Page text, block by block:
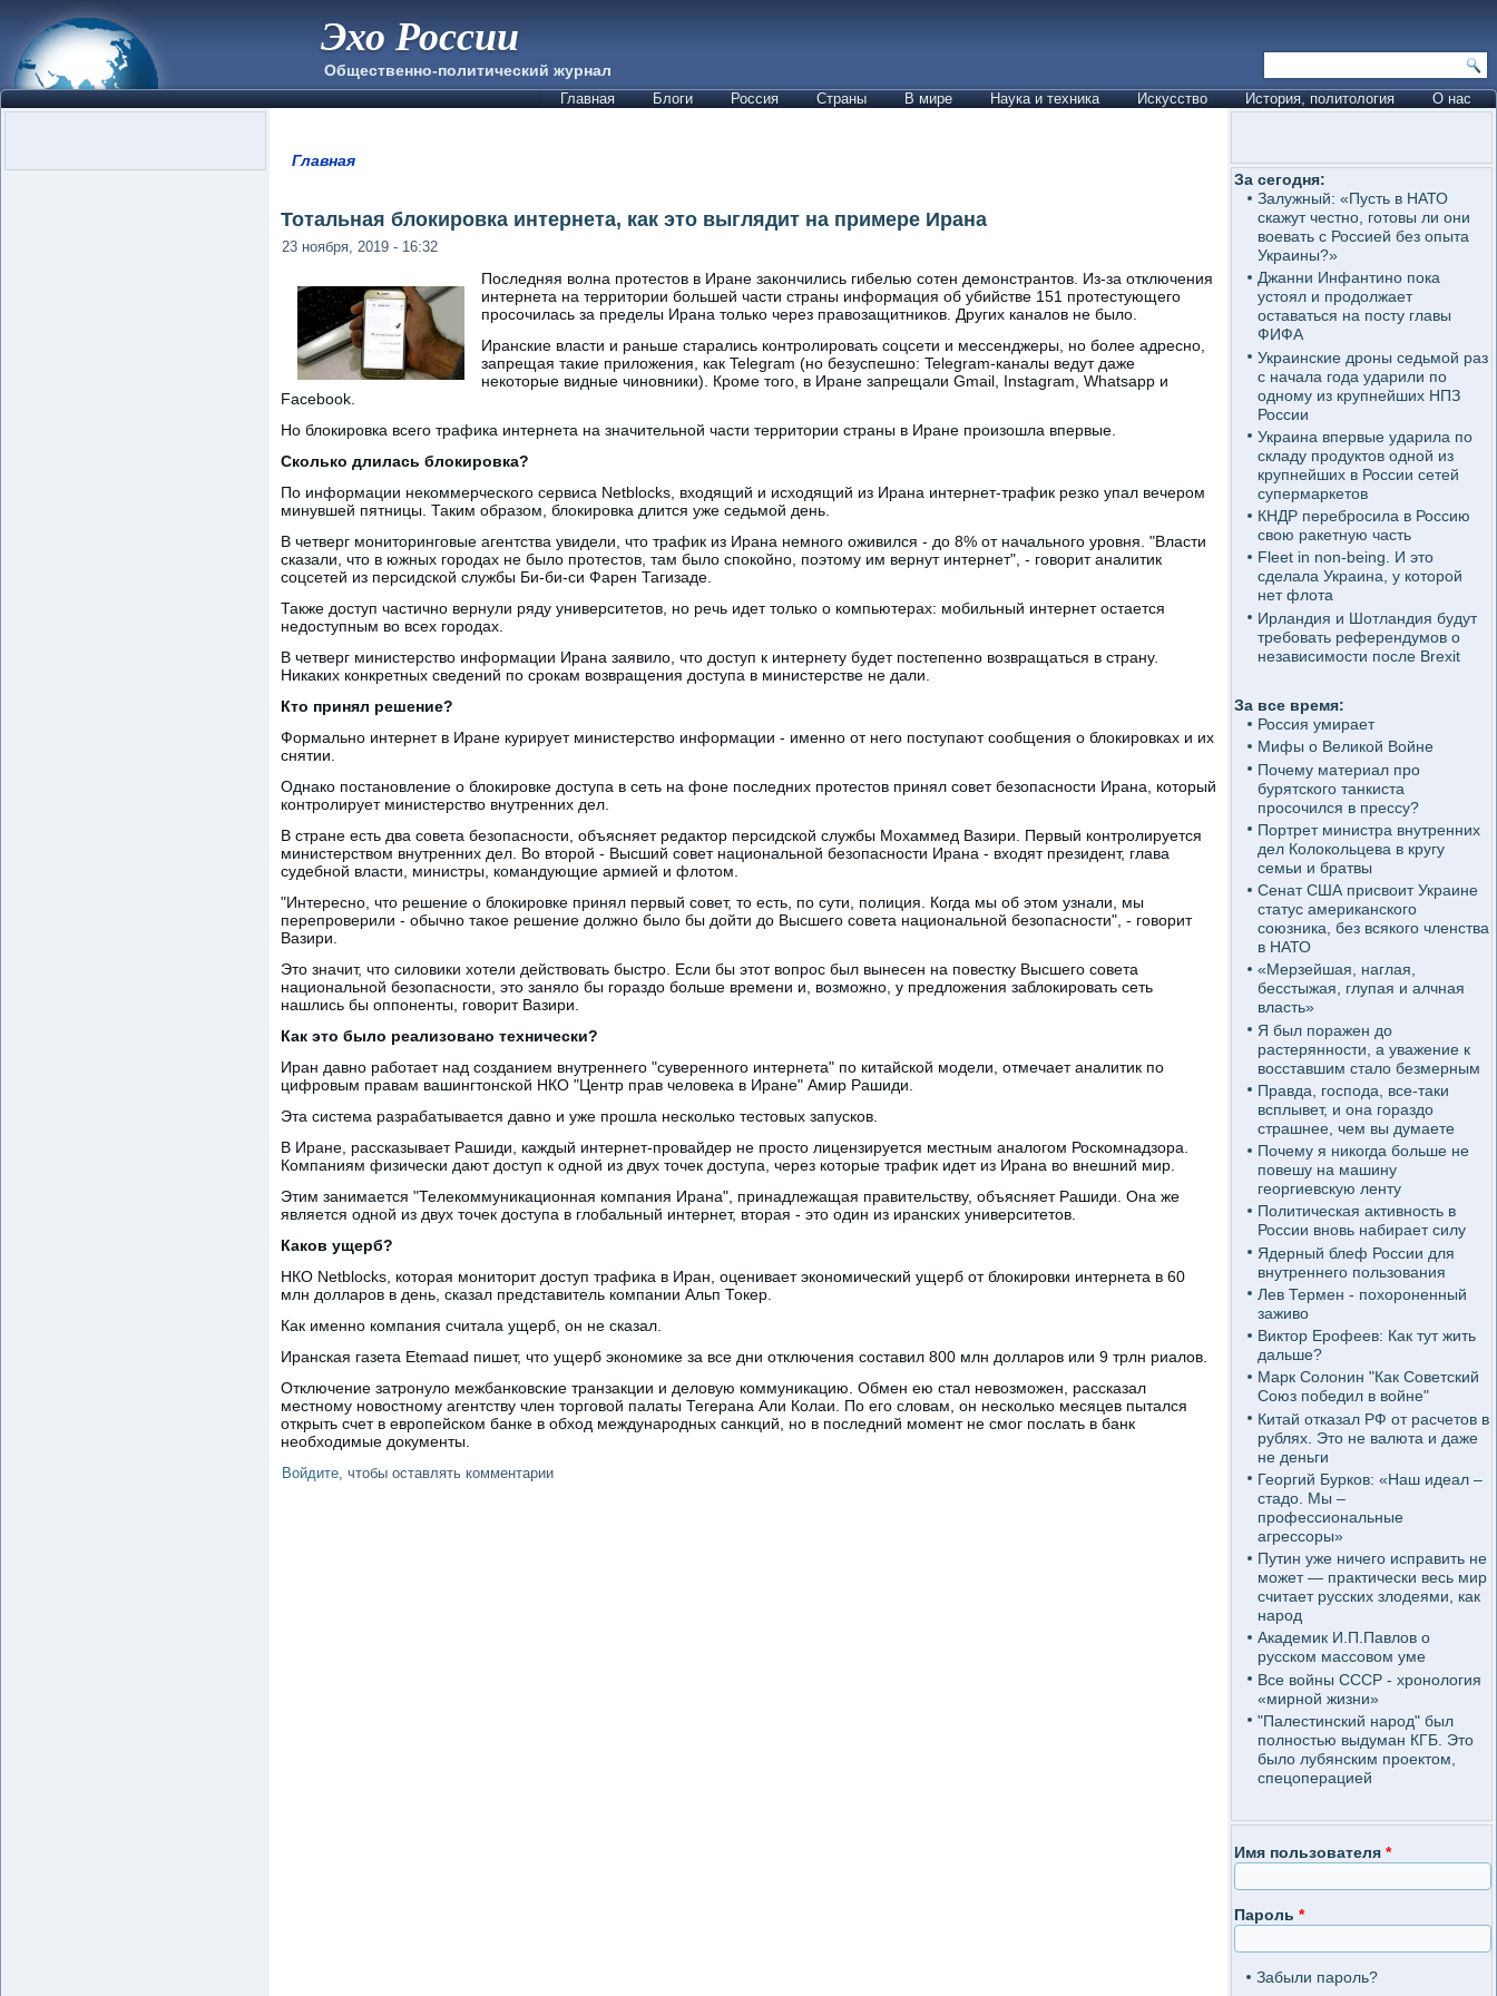
Эхо России
Общественно-политический журнал
Главная Блоги Россия Страны В мире Наука и техника Искусство История, политология О нас
Главная
Тотальная блокировка интернета, как это выглядит на примере Ирана
23 ноября, 2019 - 16:32
Последняя волна протестов в Иране закончились гибелью сотен демонстрантов. Из-за отключения
интернета на территории большей части страны информация об убийстве 151 протестующего
просочилась за пределы Ирана только через правозащитников. Других каналов не было.
Иранские власти и раньше старались контролировать соцсети и мессенджеры, но более адресно,
запрещая такие приложения, как Telegram (но безуспешно: Telegram-каналы ведут даже
некоторые видные чиновники). Кроме того, в Иране запрещали Gmail, Instagram, Whatsapp и
Facebook.
Но блокировка всего трафика интернета на значительной части территории страны в Иране произошла впервые.
Сколько длилась блокировка?
По информации некоммерческого сервиса Netblocks, входящий и исходящий из Ирана интернет-трафик резко упал вечером
минувшей пятницы. Таким образом, блокировка длится уже седьмой день.
В четверг мониторинговые агентства увидели, что трафик из Ирана немного оживился - до 8% от начального уровня. "Власти
сказали, что в южных городах не было протестов, там было спокойно, поэтому им вернут интернет", - говорит аналитик
соцсетей из персидской службы Би-би-си Фарен Тагизаде.
Также доступ частично вернули ряду университетов, но речь идет только о компьютерах: мобильный интернет остается
недоступным во всех городах.
В четверг министерство информации Ирана заявило, что доступ к интернету будет постепенно возвращаться в страну.
Никаких конкретных сведений по срокам возвращения доступа в министерстве не дали.
Кто принял решение?
Формально интернет в Иране курирует министерство информации - именно от него поступают сообщения о блокировках и их
снятии.
Однако постановление о блокировке доступа в сеть на фоне последних протестов принял совет безопасности Ирана, который
контролирует министерство внутренних дел.
В стране есть два совета безопасности, объясняет редактор персидской службы Мохаммед Вазири. Первый контролируется
министерством внутренних дел. Во второй - Высший совет национальной безопасности Ирана - входят президент, глава
судебной власти, министры, командующие армией и флотом.
"Интересно, что решение о блокировке принял первый совет, то есть, по сути, полиция. Когда мы об этом узнали, мы
перепроверили - обычно такое решение должно было бы дойти до Высшего совета национальной безопасности", - говорит
Вазири.
Это значит, что силовики хотели действовать быстро. Если бы этот вопрос был вынесен на повестку Высшего совета
национальной безопасности, это заняло бы гораздо больше времени и, возможно, у предложения заблокировать сеть
нашлись бы оппоненты, говорит Вазири.
Как это было реализовано технически?
Иран давно работает над созданием внутреннего "суверенного интернета" по китайской модели, отмечает аналитик по
цифровым правам вашингтонской НКО "Центр прав человека в Иране" Амир Рашиди.
Эта система разрабатывается давно и уже прошла несколько тестовых запусков.
В Иране, рассказывает Рашиди, каждый интернет-провайдер не просто лицензируется местным аналогом Роскомнадзора.
Компаниям физически дают доступ к одной из двух точек доступа, через которые трафик идет из Ирана во внешний мир.
Этим занимается "Телекоммуникационная компания Ирана", принадлежащая правительству, объясняет Рашиди. Она же
является одной из двух точек доступа в глобальный интернет, вторая - это один из иранских университетов.
Каков ущерб?
НКО Netblocks, которая мониторит доступ трафика в Иран, оценивает экономический ущерб от блокировки интернета в 60
млн долларов в день, сказал представитель компании Альп Токер.
Как именно компания считала ущерб, он не сказал.
Иранская газета Etemaad пишет, что ущерб экономике за все дни отключения составил 800 млн долларов или 9 трлн риалов.
Отключение затронуло межбанковские транзакции и деловую коммуникацию. Обмен ею стал невозможен, рассказал
местному новостному агентству член торговой палаты Тегерана Али Колаи. По его словам, он несколько месяцев пытался
открыть счет в европейском банке в обход международных санкций, но в последний момент не смог послать в банк
необходимые документы.
Войдите , чтобы оставлять комментарии
За сегодня:
Залужный: «Пусть в НАТО
скажут честно, готовы ли они
воевать с Россией без опыта
Украины?»
Джанни Инфантино пока
устоял и продолжает
оставаться на посту главы
ФИФА
Украинские дроны седьмой раз
с начала года ударили по
одному из крупнейших НПЗ
России
Украина впервые ударила по
складу продуктов одной из
крупнейших в России сетей
супермаркетов
КНДР перебросила в Россию
свою ракетную часть
Fleet in non-being. И это
сделала Украина, у которой
нет флота
Ирландия и Шотландия будут
требовать референдумов о
независимости после Brexit
За все время:
Россия умирает
Мифы о Великой Войне
Почему материал про
бурятского танкиста
просочился в прессу?
Портрет министра внутренних
дел Колокольцева в кругу
семьи и братвы
Сенат США присвоит Украине
статус американского
союзника, без всякого членства
в НАТО
«Мерзейшая, наглая,
бесстыжая, глупая и алчная
власть»
Я был поражен до
растерянности, а уважение к
восставшим стало безмерным
Правда, господа, все-таки
всплывет, и она гораздо
страшнее, чем вы думаете
Почему я никогда больше не
повешу на машину
георгиевскую ленту
Политическая активность в
России вновь набирает силу
Ядерный блеф России для
внутреннего пользования
Лев Термен - похороненный
заживо
Виктор Ерофеев: Как тут жить
дальше?
Марк Солонин "Как Советский
Союз победил в войне"
Китай отказал РФ от расчетов в
рублях. Это не валюта и даже
не деньги
Георгий Бурков: «Наш идеал –
стадо. Мы –
профессиональные
агрессоры»
Путин уже ничего исправить не
может — практически весь мир
считает русских злодеями, как
народ
Академик И.П.Павлов о
русском массовом уме
Все войны СССР - хронология
«мирной жизни»
"Палестинский народ" был
полностью выдуман КГБ. Это
было лубянским проектом,
спецоперацией
Имя пользователя *
Пароль *
Забыли пароль?